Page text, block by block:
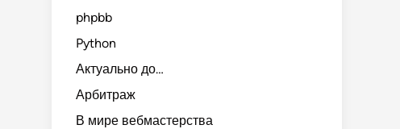
phpbb
Python
Актуально до…
Арбитраж
В мире вебмастерства